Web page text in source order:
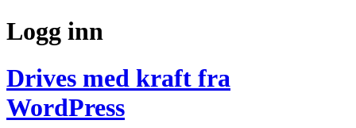
Logg inn
Drives med kraft fra
WordPress